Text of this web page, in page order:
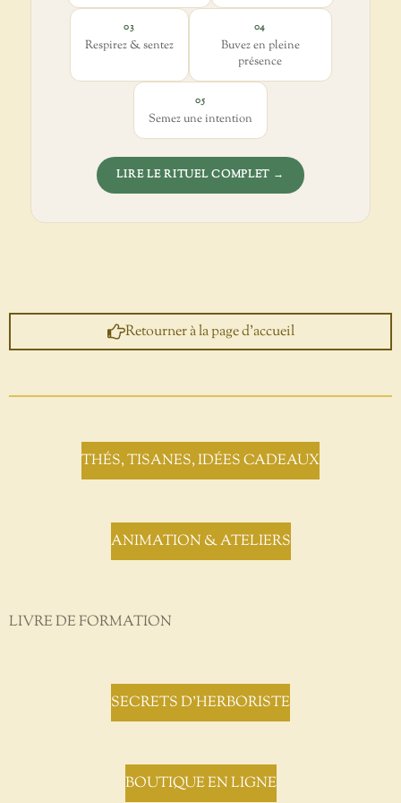
03
Respirez & sentez
04
Buvez en pleine
présence
05
Semez une intention
LIRE LE RITUEL COMPLET →
Retourner à la page d'accueil
THÉS, TISANES, IDÉES CADEAUX
ANIMATION & ATELIERS
LIVRE DE FORMATION
SECRETS D'HERBORISTE
BOUTIQUE EN LIGNE